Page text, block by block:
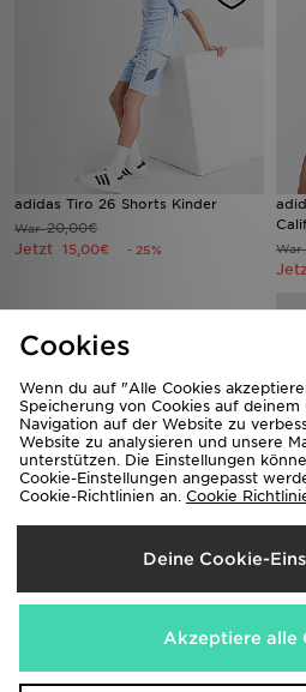
adidas Tiro 26 Shorts Kinder
War20,00€
Jetzt 15,00€ - 25%
adidas Originals SST Trainingshose
War38,00€
Cookies
Wenn du auf "Alle Cookies
Speicherung von Cookies auf deinem
Navigation auf der Website zu
Website zu analysieren und unsere
unterstützen. Die Einstellungen
Cookie-Einstellungen angepasst
Cookie-Richtlinien an. Cookie
Deine Cookie-
Akzeptiere alle